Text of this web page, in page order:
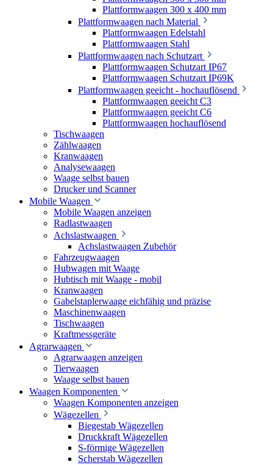
Plattformwaagen 300 x 400 mm
Plattformwaagen nach Material
Plattformwaagen Edelstahl
Plattformwaagen Stahl
Plattformwaagen nach Schutzart
Plattformwaagen Schutzart IP67
Plattformwaagen Schutzart IP69K
Plattformwaagen geeicht - hochauflösend
Plattformwaagen geeicht C3
Plattformwaagen geeicht C6
Plattformwaagen hochauflösend
Tischwaagen
Zählwaagen
Kranwaagen
Analysewaagen
Waage selbst bauen
Drucker und Scanner
Mobile Waagen
Mobile Waagen anzeigen
Radlastwaagen
Achslastwaagen
Achslastwaagen Zubehör
Fahrzeugwaagen
Hubwagen mit Waage
Hubtisch mit Waage - mobil
Kranwaagen
Gabelstaplerwaage eichfähig und präzise
Maschinenwaagen
Tischwaagen
Kraftmessgeräte
Agrarwaagen
Agrarwaagen anzeigen
Tierwaagen
Waage selbst bauen
Waagen Komponenten
Waagen Komponenten anzeigen
Wägezellen
Biegestab Wägezellen
Druckkraft Wägezellen
S-förmige Wägezellen
Scherstab Wägezellen